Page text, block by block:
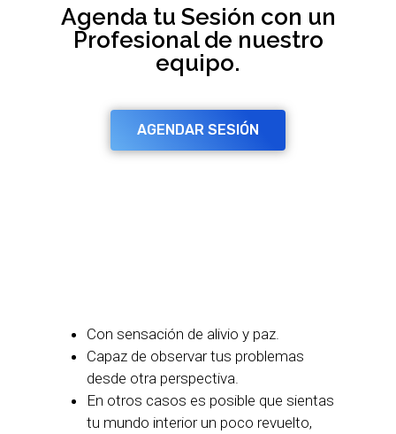
Agenda tu Sesión con un
Profesional de nuestro
equipo.
AGENDAR SESIÓN
Con sensación de alivio y paz.
Capaz de observar tus problemas
desde otra perspectiva.
En otros casos es posible que sientas
tu mundo interior un poco revuelto,